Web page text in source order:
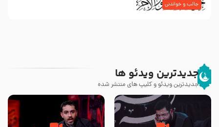
جالب و خواندنی
جدیدترین ویدئو ها
جدیدترین ویدئو و کلیپ های منتشر شده